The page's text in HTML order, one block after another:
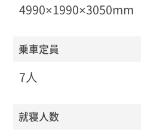
4990×1990×3050mm
乗車定員
7人
就寝人数